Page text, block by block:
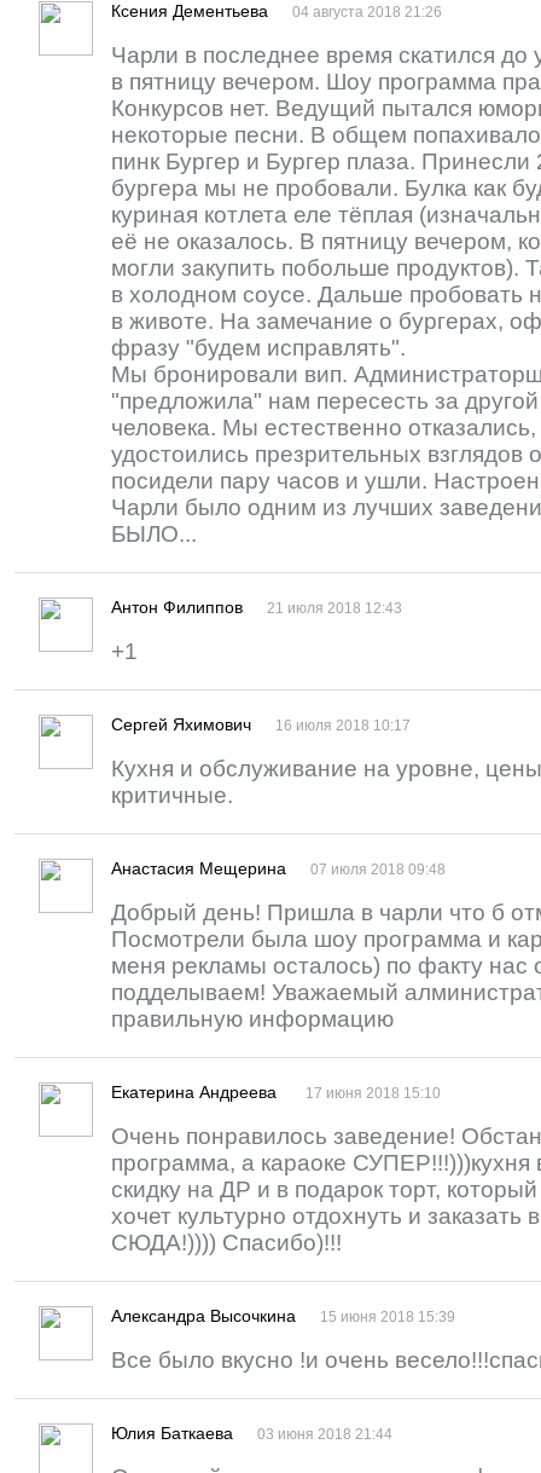
Ксения Дементьева 04 августа 2018 21:26
Чарли в последнее время скатился до
в пятницу вечером. Шоу программа
Конкурсов нет. Ведущий пытался
некоторые песни. В общем
пинк Бургер и Бургер плаза.
бургера мы не пробовали. Булка как
куриная котлета еле тёплая
её не оказалось. В пятницу вечером,
могли закупить побольше продуктов).
в холодном соусе. Дальше пробовать
в животе. На замечание о бургерах,
фразу "будем исправлять".
Мы бронировали вип.
"предложила" нам пересесть за
человека. Мы естественно
удостоились презрительных
посидели пару часов и ушли.
Чарли было одним из лучших
БЫЛО...
Антон Филиппов 21 июля 2018 12:43
+1
Сергей Яхимович 16 июля 2018 10:17
Кухня и обслуживание на уровне,
критичные.
Анастасия Мещерина 07 июля 2018 09:48
Добрый день! Пришла в чарли что б
Посмотрели была шоу программа и
меня рекламы осталось) по факту нас
подделываем! Уважаемый
правильную информацию
Екатерина Андреева 17 июня 2018 15:10
Очень понравилось заведение!
программа, а караоке
скидку на ДР и в подарок торт,
хочет культурно отдохнуть и
СЮДА!)))) Спасибо)!!!
Александра Высочкина 15 июня 2018 15:39
Все было вкусно !и очень
Юлия Баткаева 03 июня 2018 21:44